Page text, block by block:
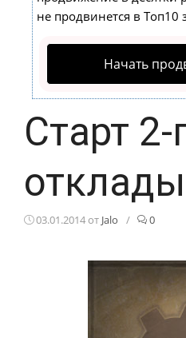
не продвинется в Топ10
Начать
Старт
03.01.2014от Jalo / 0